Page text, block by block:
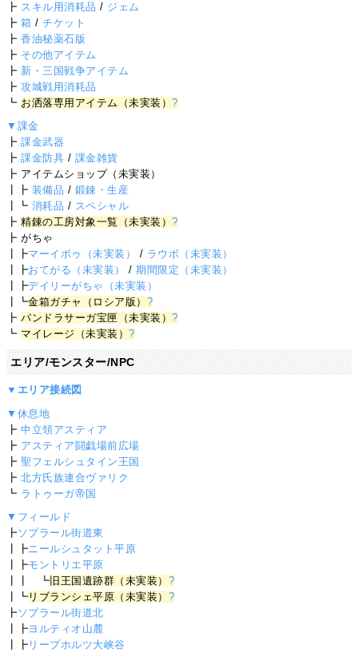
┣ スキル用消耗品 / ジェム
┣箱 /チケット
┣香油秘薬石版
┣ その他アイテム
┣ 新・三国戦争アイテム
┣攻城戦用消耗品
┗ お洒落専用アイテム（未実装）?
▼課金
┣課金武器
┣課金防具 / 課金雑貨
┣ アイテムショップ（未実装）
┃┣ 装備品 / 鍛錬・生産
┃┗ 消耗品 / スペシャル
┣精錬の工房対象一覧（未実装）?
┣ がちゃ
┃┣マーイボゥ（未実装） / ラウボ（未実装）
┃┣おてがる（未実装） /期間限定（未実装）
┃┣デイリーがちゃ（未実装）
┃┗金箱ガチャ（ロシア版） ?
┣パンドラサーガ宝匣（未実装）?
┗ マイレージ（未実装）?
エリア/モンスター/NPC
▼エリア接続図
▼休息地
┣中立領アスティア
┣ アスティア闘戯場前広場
┣聖フェルシュタイン王国
┣北方氏族連合ヴァリク
┗ ラトゥーガ帝国
▼フィールド
┣ ソプラール街道東
┃┣ニールシュタット平原
┃┣モントリエ平原
┃┃ ┗旧王国遺跡群（未実装） ?
┃┗ リブランシェ平原（未実装） ?
┣ ソプラール街道北
┃┣ヨルティオ山麓
┃┣ リープホルツ大峡谷